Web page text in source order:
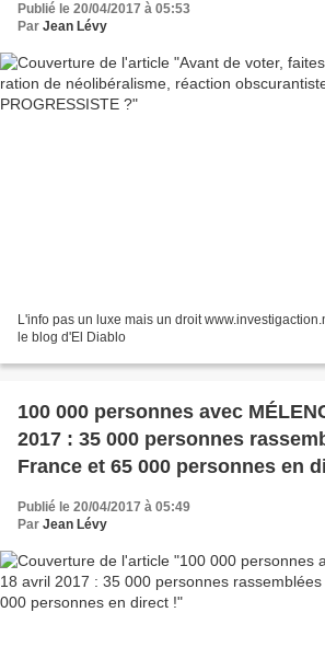
Publié le 20/04/2017 à 05:53
Par Jean Lévy
L'info pas un luxe mais un droit
le blog d'El Diablo
100 000 personnes avec
2017 : 35 000 personnes
France et 65 000 personnes en
Publié le 20/04/2017 à 05:49
Par Jean Lévy